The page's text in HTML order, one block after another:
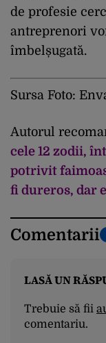
de profesie
antreprenori
îmbelșugată.
Sursa Foto:
Autorul
cele 12 zodii,
potrivit
fi dureros, dar
Comentarii
LASĂ UN
Trebuie să fii
comentariu.